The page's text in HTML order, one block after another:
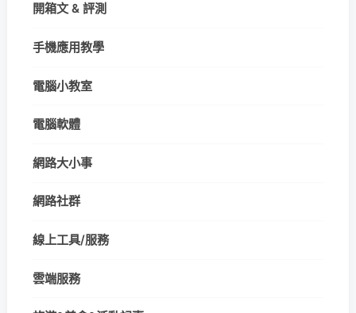
開箱文 & 評測
手機應用教學
電腦小教室
電腦軟體
網路大小事
網路社群
線上工具/服務
雲端服務